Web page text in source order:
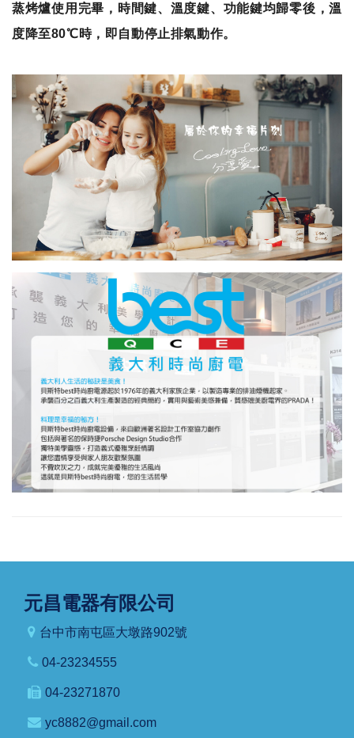
蒸烤爐使用完畢，時間鍵、溫度鍵、功能鍵均歸零後，溫
度降至80℃時，即自動停止排氣動作。
元昌電器有限公司
台中市南屯區大墩路902號
04-23234555
04-23271870
yc8882@gmail.com